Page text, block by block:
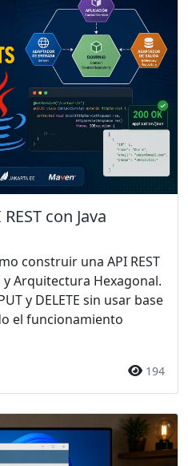
con Java
construir una API REST
y Arquitectura Hexagonal.
y DELETE sin usar base
el funcionamiento
194